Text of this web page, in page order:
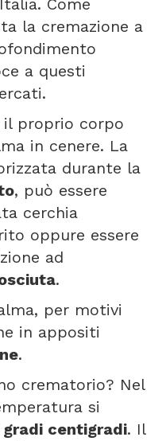
Come
la cremazione a
a questi
il proprio corpo
in cenere. La
durante la
, può essere
cerchia
oppure essere
ad
.
per motivi
in appositi
.
crematorio? Nel
si
gradi centigradi. Il